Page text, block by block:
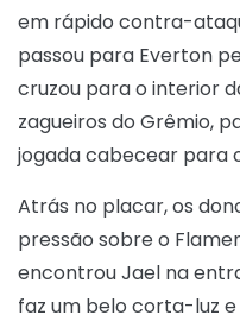
em rápido contra-
passou para Everton
cruzou para o interior
zagueiros do Grêmio,
jogada cabecear para
Atrás no placar, os
pressão sobre o
encontrou Jael na
faz um belo corta-luz